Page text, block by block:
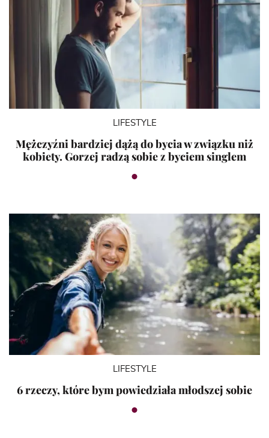
LIFESTYLE
Mężczyźni bardziej dążą do bycia w związku niż
kobiety. Gorzej radzą sobie z byciem singlem
LIFESTYLE
6 rzeczy, które bym powiedziała młodszej sobie